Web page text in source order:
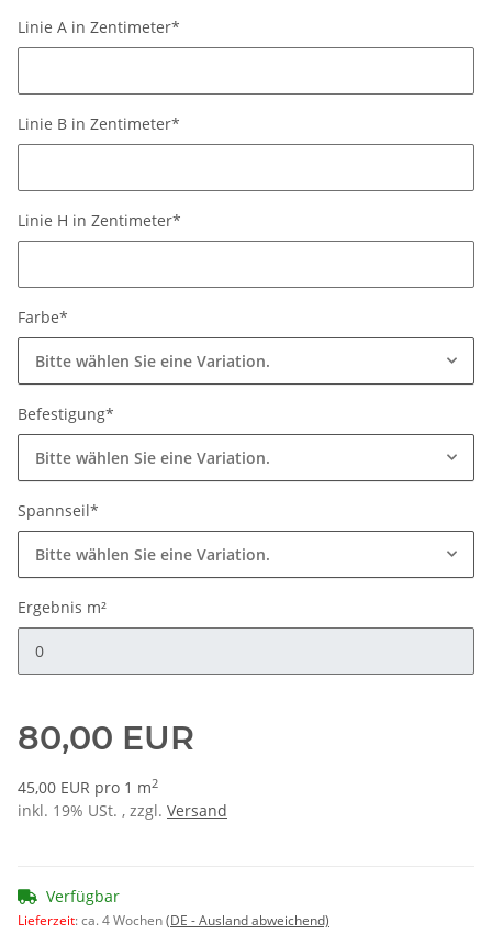
Linie A in Zentimeter*
Linie B in Zentimeter*
Linie H in Zentimeter*
Farbe*
Bitte wählen Sie eine Variation.
Befestigung*
Bitte wählen Sie eine Variation.
Spannseil*
Bitte wählen Sie eine Variation.
Ergebnis m²
80,00 EUR
45,00 EUR pro 1 m2
inkl. 19% USt. , zzgl. Versand
Verfügbar
Lieferzeit:ca. 4 Wochen(DE - Ausland abweichend)